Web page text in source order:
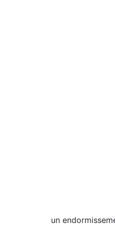
un